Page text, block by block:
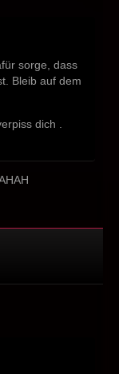
sorge, dass
Bleib auf dem
dich .